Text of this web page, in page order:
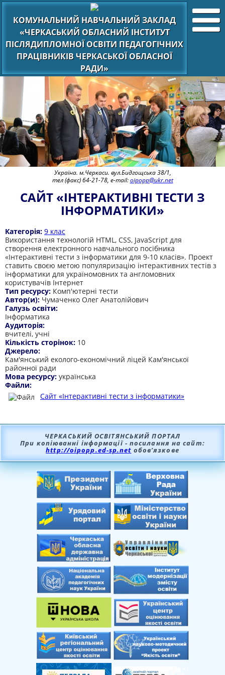
КОМУНАЛЬНИЙ НАВЧАЛЬНИЙ ЗАКЛАД
«ЧЕРКАСЬКИЙ ОБЛАСНИЙ ІНСТИТУТ
ПІСЛЯДИПЛОМНОЇ ОСВІТИ ПЕДАГОГІЧНИХ
ПРАЦІВНИКІВ ЧЕРКАСЬКОЇ ОБЛАСНОЇ
РАДИ»
Україна. м.Черкаси. вул.Бидгощська 38/1,
тел (факс) 64-21-78, e-mail:oipopp@ukr.net
САЙТ «ІНТЕРАКТИВНІ ТЕСТИ З
ІНФОРМАТИКИ»
Категорія: 9 клас
Використання технологій HTML, CSS, JavaScript для
створення електронного навчального посібника
«Інтерактивні тести з інформатики для 9-10 класів». Проект
ставить своєю метою популяризацію інтерактивних тестів з
інформатики для україномовних та англомовних
користувачів Інтернет
Тип ресурсу: Комп'ютерні тести
Автор(и): Чумаченко Олег Анатолійович
Галузь освіти:
Інформатика
Аудиторія:
вчителі, учні
Кількість сторінок: 10
Джерело:
Кам'янський еколого-економічний ліцей Кам'янської
районної ради
Мова ресурсу: українська
Файли:
Сайт «Інтерактивні тести з інформатики»
ЧЕРКАСЬКИЙ ОСВІТЯНСЬКИЙ ПОРТАЛ
При копіюванні інформації - посилання на сайт:
http://oipopp.ed-sp.net обов’язкове